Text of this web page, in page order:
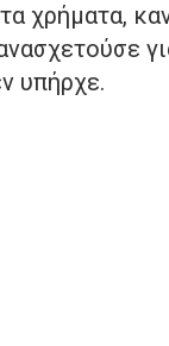
χρήματα,
υπήρχε.